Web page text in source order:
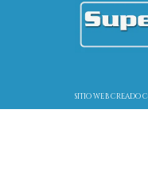
SITIO WEB CREADO